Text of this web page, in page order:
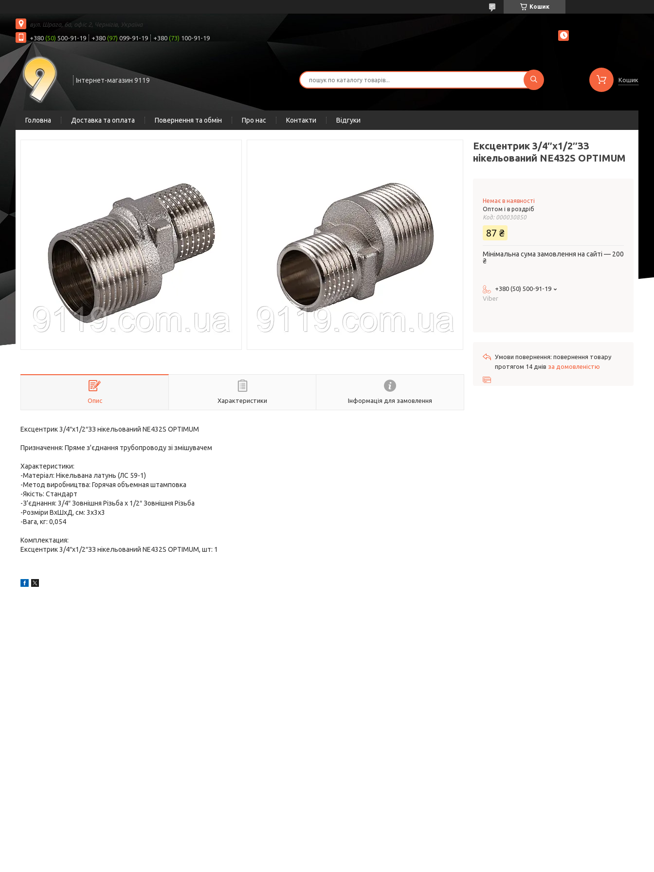
Кошик
вул. Шрага, 6а, офіс 2, Чернігів, Україна
+380 (50) 500-91-19 +380 (97) 099-91-19 +380 (73) 100-91-19
Інтернет-магазин 9119 Кошик
Головна Доставка та оплата Повернення та обмін Про нас Контакти Відгуки
Опис Характеристики Інформація для замовлення
Ексцентрик 3/4″х1/2″ЗЗ нікельований NE432S OPTIMUM
Призначення: Пряме з'єднання трубопроводу зі змішувачем
Характеристики:
-Матеріал: Нікельвана латунь (ЛС 59-1)
-Метод виробництва: Горячая объемная штамповка
-Якість: Стандарт
-З'єднання: 3/4″ Зовнішня Різьба х 1/2″ Зовнішня Різьба
-Розміри ВхШхД, см: 3х3х3
-Вага, кг: 0,054
Комплектация:
Ексцентрик 3/4″х1/2″ЗЗ нікельований NE432S OPTIMUM, шт: 1
Ексцентрик 3/4″х1/2″ЗЗ
нікельований NE432S OPTIMUM
Немає в наявності
Оптом і в роздріб
Код: 000030850
87 ₴
Мінімальна сума замовлення на сайті — 200
₴
+380 (50) 500-91-19
Viber
повернення товару
протягом 14 днів за домовленістю